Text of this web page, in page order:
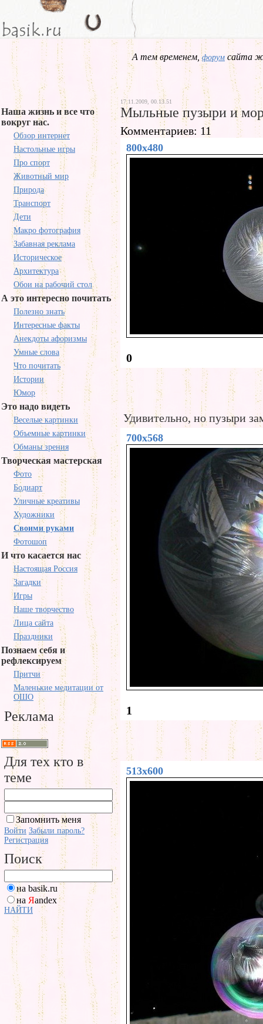
А тем временем,форум сайта
Наша жизнь и все что
вокруг нас.
Обзор интернет
Настольные игры
Про спорт
Животный мир
Природа
Транспорт
Дети
Макро фотография
Забавная реклама
Историческое
Архитектура
Обои на рабочий стол
А это интересно почитать
Полезно знать
Интересные факты
Анекдоты афоризмы
Умные слова
Что почитать
Истории
Юмор
Это надо видеть
Веселые картинки
Объемные картинки
Обманы зрения
Творческая мастерская
Фото
Бодиарт
Уличные креативы
Художники
Своими руками
Фотошоп
И что касается нас
Настоящая Россия
Загадки
Игры
Наше творчество
Лица сайта
Праздники
Познаем себя и
рефлексируем
Притчи
Маленькие медитации от
ОШО
Реклама
Для тех кто в
теме
Запомнить меня
Войти Забыли пароль?
Регистрация
Поиск
на basik.ru
на Яandex
НАЙТИ
17.11.2009, 00.13.51
Мыльные пузыри и
Комментариев: 11
800x480
0
Удивительно, но пузыри
700x568
1
513x600